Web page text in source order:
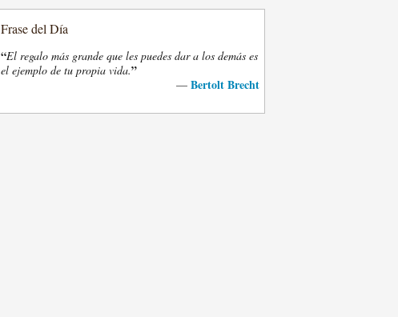
Frase del Día
“El regalo más grande que les puedes dar a los demás es
el ejemplo de tu propia vida.”
— Bertolt Brecht